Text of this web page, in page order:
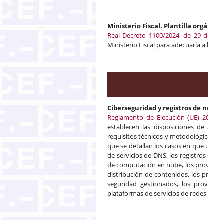
Ministerio Fiscal. Plantilla
Real Decreto 1100/2024, de 29
Ministerio Fiscal para adecuarla
Ciberseguridad y registros de
Reglamento de Ejecución (UE)
establecen las disposiciones
requisitos técnicos y
que se detallan los casos en
de servicios de DNS, los
de computación en nube, los
distribución de contenidos, los
seguridad gestionados, los
plataformas de servicios de